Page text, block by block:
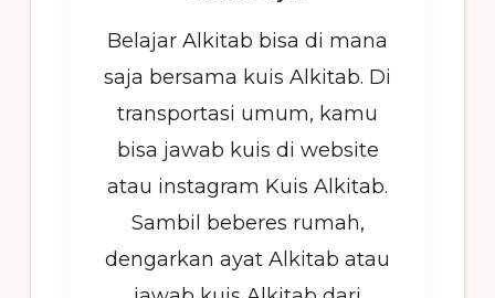
Belajar Alkitab bisa di mana
saja bersama kuis Alkitab. Di
transportasi umum, kamu
bisa jawab kuis di website
atau instagram Kuis Alkitab.
Sambil beberes rumah,
dengarkan ayat Alkitab atau